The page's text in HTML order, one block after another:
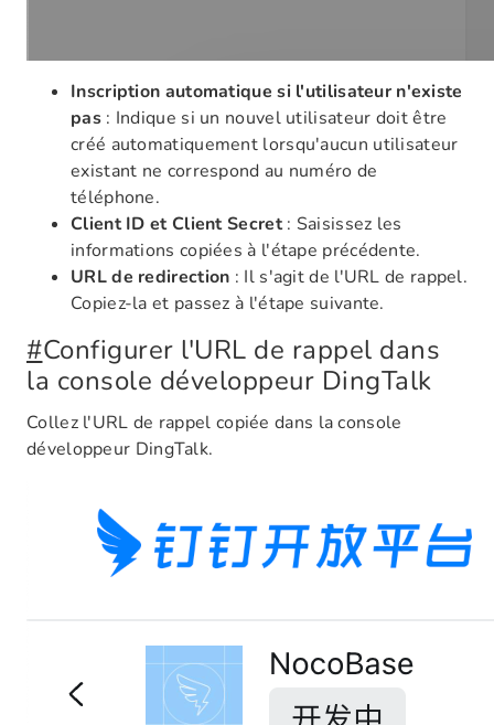
Inscription automatique si l'utilisateur n'existe
pas: Indique si un nouvel utilisateur doit être
créé automatiquement lorsqu'aucun utilisateur
existant ne correspond au numéro de
téléphone.
Client ID et Client Secret: Saisissez les
informations copiées à l'étape précédente.
URL de redirection : Il s'agit de l'URL de rappel.
Copiez-la et passez à l'étape suivante.
#Configurer l'URL de rappel dans
la console développeur DingTalk
Collez l'URL de rappel copiée dans la console
développeur DingTalk.